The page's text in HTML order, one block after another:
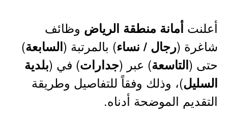
أعلنت أمانة منطقة الرياض وظائف
شاغرة (رجال / نساء) بالمرتبة (السابعة)
حتى (التاسعة) عبر (جدارات) في (بلدية
السليل)، وذلك وفقاً للتفاصيل وطريقة
التقديم الموضحة أدناه.